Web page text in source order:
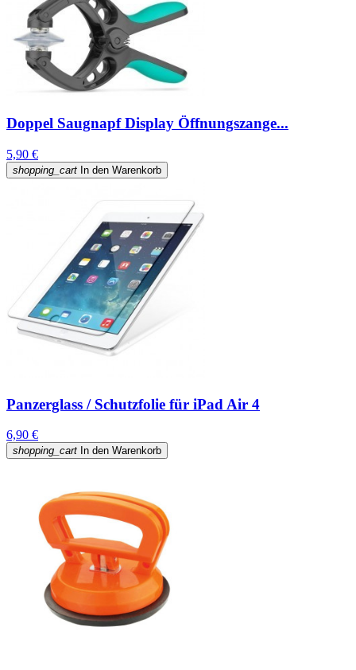
Doppel Saugnapf Display Öffnungszange...
5,90 €
shopping_cart In den Warenkorb
Panzerglass / Schutzfolie für iPad Air 4
6,90 €
shopping_cart In den Warenkorb